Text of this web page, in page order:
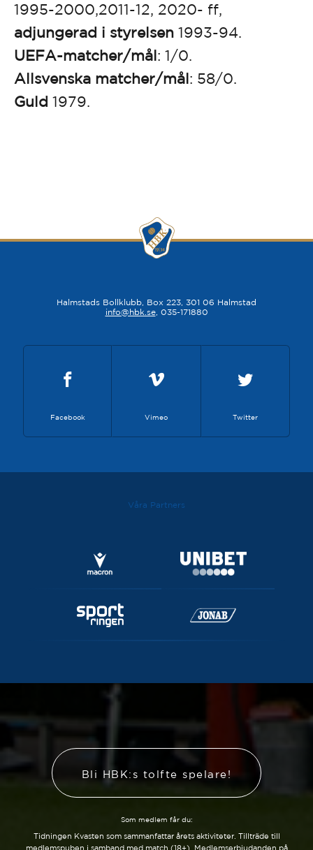
1995-2000,2011-12, 2020- ff,
adjungerad i styrelsen 1993-94.
UEFA-matcher/mål: 1/0.
Allsvenska matcher/mål: 58/0.
Guld 1979.
Halmstads Bollklubb, Box 223, 301 06 Halmstad
info@hbk.se, 035-171880
Facebook Vimeo Twitter
Våra Partners
Bli HBK:s tolfte spelare!
Som medlem får du:
Tidningen Kvasten som sammanfattar årets aktiviteter. Tillträde till
medlemspuben i samband med match (18+). Medlemserbjudanden på